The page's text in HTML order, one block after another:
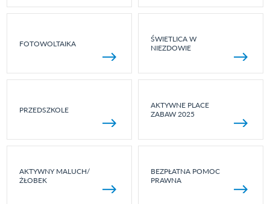
FOTOWOLTAIKA
ŚWIETLICA W
NIEZDOWIE
PRZEDSZKOLE
AKTYWNE PLACE
ZABAW 2025
AKTYWNY MALUCH/
ŻŁOBEK
BEZPŁATNA POMOC
PRAWNA